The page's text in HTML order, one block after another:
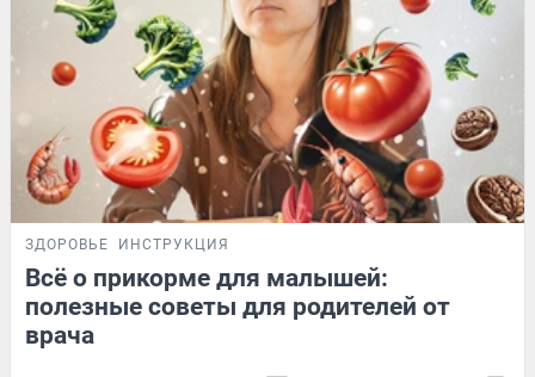
ЗДОРОВЬЕ ИНСТРУКЦИЯ
Всё о прикорме для малышей:
полезные советы для родителей от
врача